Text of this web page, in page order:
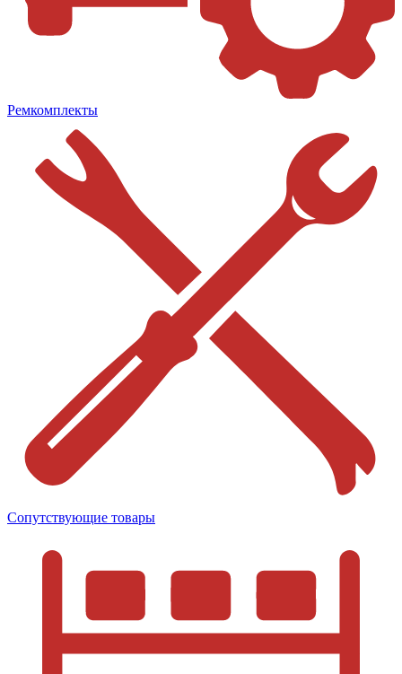
Ремкомплекты
Сопутствующие товары